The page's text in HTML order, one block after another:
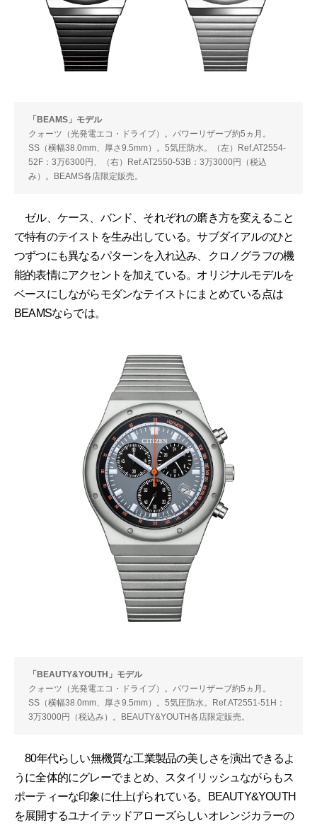
「BEAMS」モデル
クォーツ（光発電エコ・ドライブ）。パワーリザーブ約5ヵ月。
SS（横幅38.0mm、厚さ9.5mm）。5気圧防水。（左）Ref.AT2554-
52F：3万6300円、（右）Ref.AT2550-53B：3万3000円（税込
み）。BEAMS各店限定販売。
ゼル、ケース、バンド、それぞれの磨き方を変えること
で特有のテイストを生み出している。サブダイアルのひと
つずつにも異なるパターンを入れ込み、クロノグラフの機
能的表情にアクセントを加えている。オリジナルモデルを
ベースにしながらモダンなテイストにまとめている点は
BEAMSならでは。
「BEAUTY&YOUTH」モデル
クォーツ（光発電エコ・ドライブ）。パワーリザーブ約5ヵ月。
SS（横幅38.0mm、厚さ9.5mm）。5気圧防水。Ref.AT2551-51H：
3万3000円（税込み）。BEAUTY&YOUTH各店限定販売。
80年代らしい無機質な工業製品の美しさを演出できるよ
うに全体的にグレーでまとめ、スタイリッシュながらもス
ポーティーな印象に仕上げられている。BEAUTY&YOUTH
を展開するユナイテッドアローズらしいオレンジカラーの